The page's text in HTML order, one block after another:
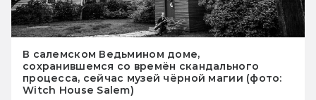
В салемском Ведьмином доме,
сохранившемся со времён скандального
процесса, сейчас музей чёрной магии (фото:
Witch House Salem)